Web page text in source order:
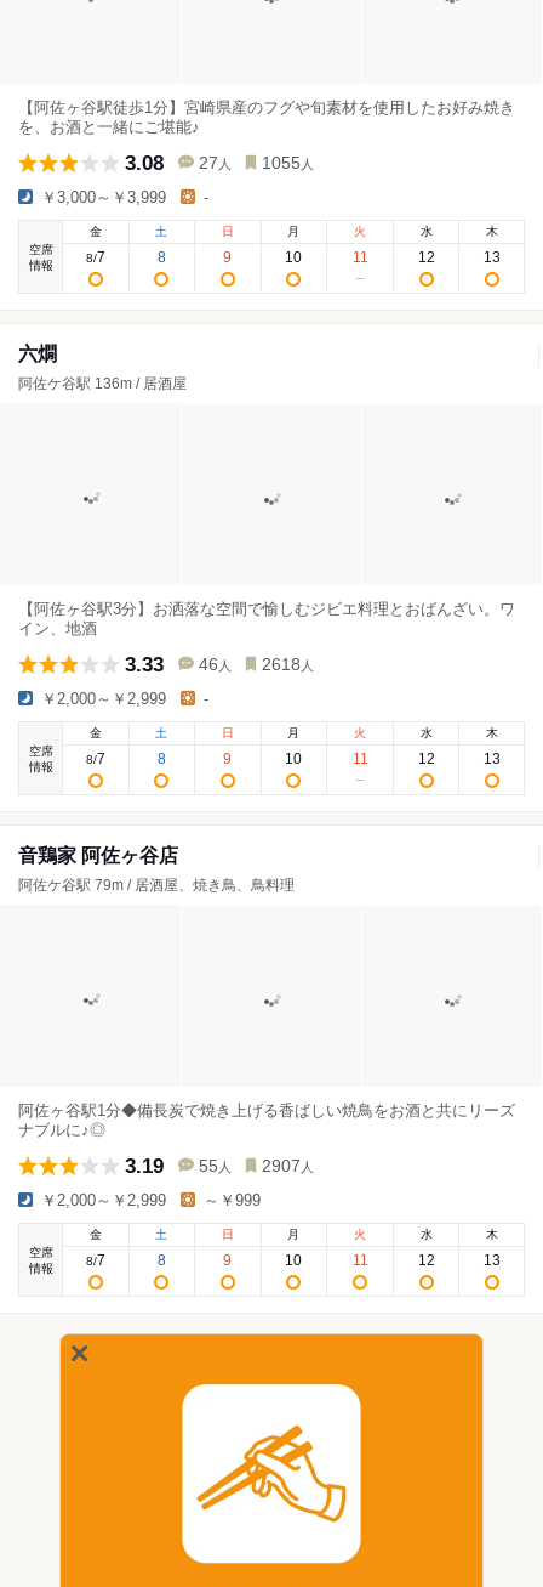
【阿佐ヶ谷駅徒歩1分】宮崎県産のフグや旬素材を使用したお好み焼き
を、お酒と一緒にご堪能♪
3.08 27 人 1055 人
￥3,000～￥3,999 -
空席
情報
金
8/7
土
8
日
9
月
10
火
11
水
12
木
13
六燗
阿佐ケ谷駅 136m / 居酒屋
【阿佐ヶ谷駅3分】お洒落な空間で愉しむジビエ料理とおばんざい。ワ
イン、地酒
3.33 46 人 2618 人
￥2,000～￥2,999 -
空席
情報
金
8/7
土
8
日
9
月
10
火
11
水
12
木
13
音鶏家 阿佐ヶ谷店
阿佐ケ谷駅 79m / 居酒屋、焼き鳥、鳥料理
阿佐ヶ谷駅1分◆備長炭で焼き上げる香ばしい焼鳥をお酒と共にリーズ
ナブルに♪◎
3.19 55 人 2907 人
￥2,000～￥2,999 ～￥999
空席
情報
金
8/7
土
8
日
9
月
10
火
11
水
12
木
13